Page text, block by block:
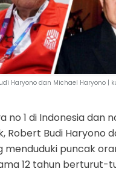
Haryono dan Michael Haryono |
no 1 di Indonesia dan
Robert Budi Haryono
menduduki puncak
12 tahun berturut-